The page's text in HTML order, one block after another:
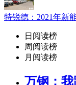
特锐德：2021年新
日阅读榜
周阅读榜
月阅读榜
万钢：